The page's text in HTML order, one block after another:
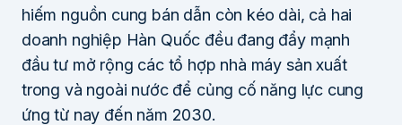
hiếm nguồn cung bán dẫn còn kéo dài, cả hai
doanh nghiệp Hàn Quốc đều đang đẩy mạnh
đầu tư mở rộng các tổ hợp nhà máy sản xuất
trong và ngoài nước để củng cố năng lực cung
ứng từ nay đến năm 2030.